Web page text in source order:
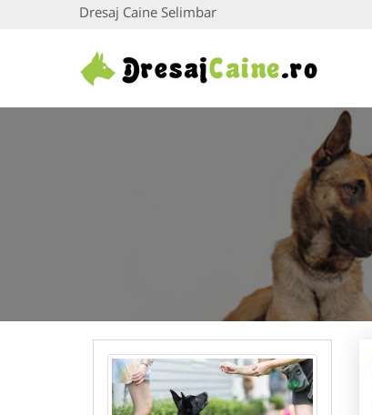
Dresaj Caine Selimbar